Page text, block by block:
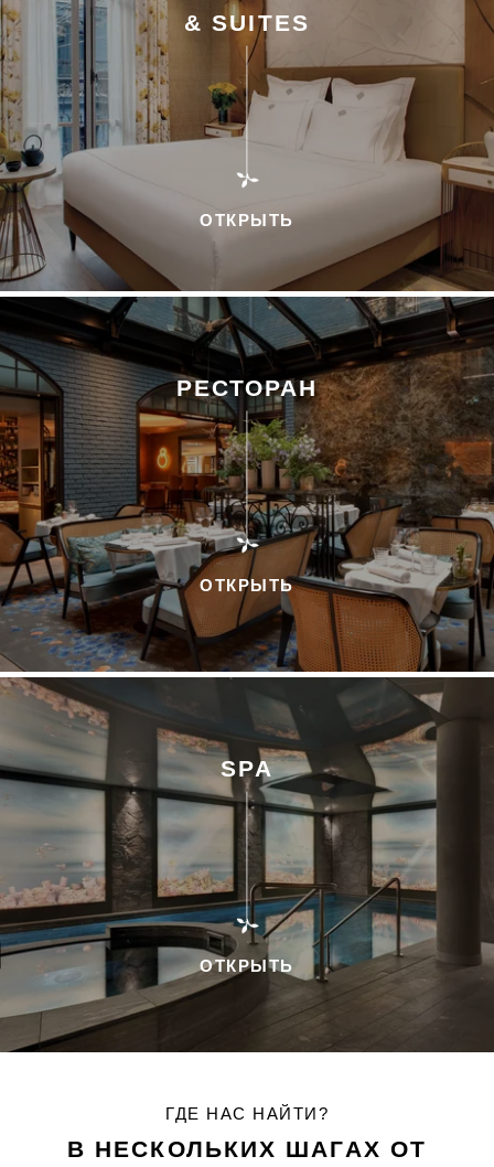
& SUITES
ОТКРЫТЬ
РЕСТОРАН
ОТКРЫТЬ
SPA
ОТКРЫТЬ
ГДЕ НАС НАЙТИ?
В НЕСКОЛЬКИХ ШАГАХ ОТ